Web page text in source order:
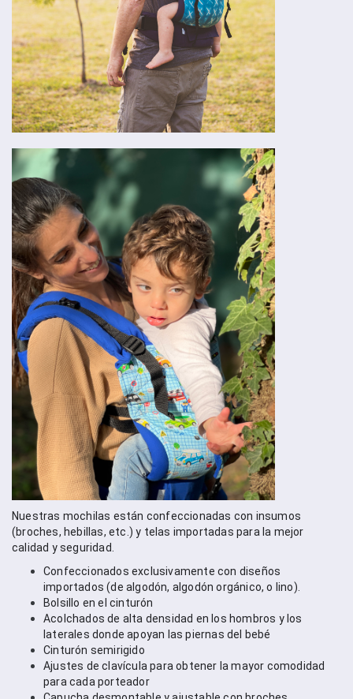
Nuestras mochilas están confeccionadas con insumos
(broches, hebillas, etc.) y telas importadas para la mejor
calidad y seguridad.
Confeccionados exclusivamente con diseños
importados (de algodón, algodón orgánico, o lino).
Bolsillo en el cinturón
Acolchados de alta densidad en los hombros y los
laterales donde apoyan las piernas del bebé
Cinturón semirigido
Ajustes de clavícula para obtener la mayor comodidad
para cada porteador